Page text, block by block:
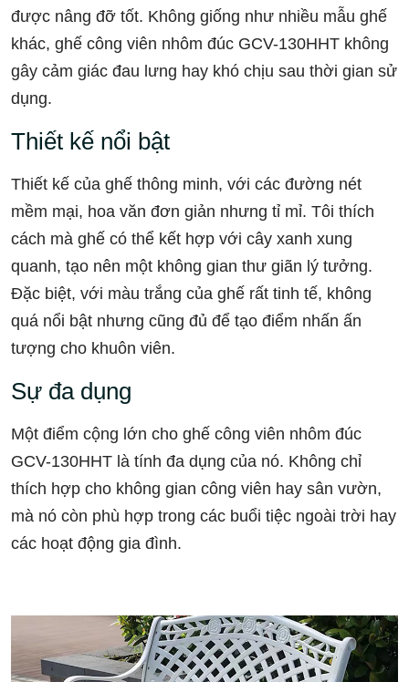
được nâng đỡ tốt. Không giống như nhiều mẫu ghế
khác, ghế công viên nhôm đúc GCV-130HHT không
gây cảm giác đau lưng hay khó chịu sau thời gian sử
dụng.
Thiết kế nổi bật
Thiết kế của ghế thông minh, với các đường nét
mềm mại, hoa văn đơn giản nhưng tỉ mỉ. Tôi thích
cách mà ghế có thể kết hợp với cây xanh xung
quanh, tạo nên một không gian thư giãn lý tưởng.
Đặc biệt, với màu trắng của ghế rất tinh tế, không
quá nổi bật nhưng cũng đủ để tạo điểm nhấn ấn
tượng cho khuôn viên.
Sự đa dụng
Một điểm cộng lớn cho ghế công viên nhôm đúc
GCV-130HHT là tính đa dụng của nó. Không chỉ
thích hợp cho không gian công viên hay sân vườn,
mà nó còn phù hợp trong các buổi tiệc ngoài trời hay
các hoạt động gia đình.